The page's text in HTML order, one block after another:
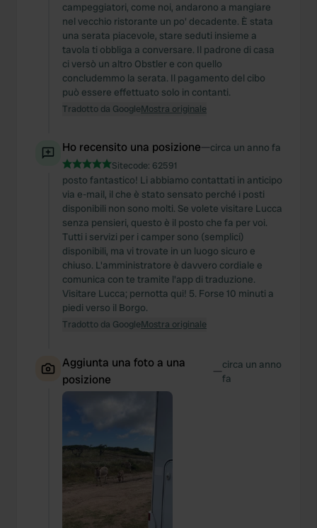
campeggiatori, come noi, andarono a mangiare
nel vecchio ristorante un po' decadente. È stata
una serata piacevole, stare seduti insieme a
tavola ti obbliga a conversare. Il padrone di casa
ci versò un altro Obstler e con quello
concludemmo la serata. Il pagamento del cibo
può essere effettuato solo in contanti.
Tradotto da GoogleMostra originale
Ho recensito una posizione—circa un anno fa
Sitecode: 62591
posto fantastico! Li abbiamo contattati in anticipo
via e-mail, il che è stato sensato perché i posti
disponibili non sono molti. Se volete visitare Lucca
senza pensieri, questo è il posto che fa per voi.
Tutti i servizi per i camper sono (semplici)
disponibili, ma vi trovate in un luogo sicuro e
chiuso. L'amministratore è davvero cordiale e
comunica con te tramite l'app di traduzione.
Visitare Lucca; pernotta qui! 5. Forse 10 minuti a
piedi verso il Borgo.
Tradotto da GoogleMostra originale
Aggiunta una foto a una
posizione
—circa un anno
fa